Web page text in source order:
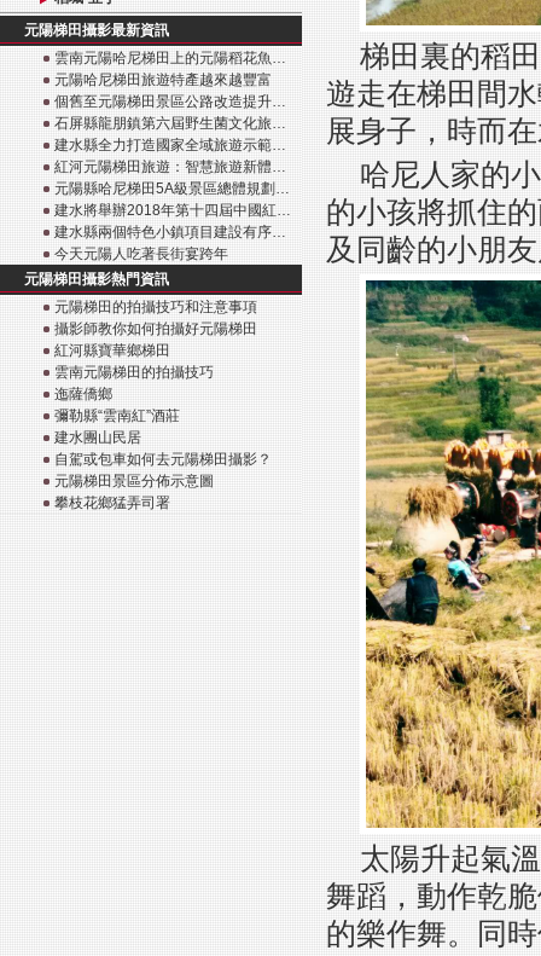
元陽梯田攝影最新資訊
雲南元陽哈尼梯田上的元陽稻花魚…
元陽哈尼梯田旅遊特產越來越豐富
個舊至元陽梯田景區公路改造提升…
石屏縣龍朋鎮第六屆野生菌文化旅…
建水縣全力打造國家全域旅遊示範…
紅河元陽梯田旅遊：智慧旅遊新體…
元陽縣哈尼梯田5A級景區總體規劃…
建水將舉辦2018年第十四屆中國紅…
建水縣兩個特色小鎮項目建設有序…
今天元陽人吃著長街宴跨年
元陽梯田攝影熱門資訊
元陽梯田的拍攝技巧和注意事項
攝影師教你如何拍攝好元陽梯田
紅河縣寶華鄉梯田
雲南元陽梯田的拍攝技巧
迤薩僑鄉
彌勒縣“雲南紅”酒莊
建水團山民居
自駕或包車如何去元陽梯田攝影？
元陽梯田景區分佈示意圖
攀枝花鄉猛弄司署
梯田裏的稻
遊走在梯田間
展身子，時而
哈尼人家的
的小孩將抓住
及同齡的小朋
太陽升起氣
舞蹈，動作乾
的樂作舞。同